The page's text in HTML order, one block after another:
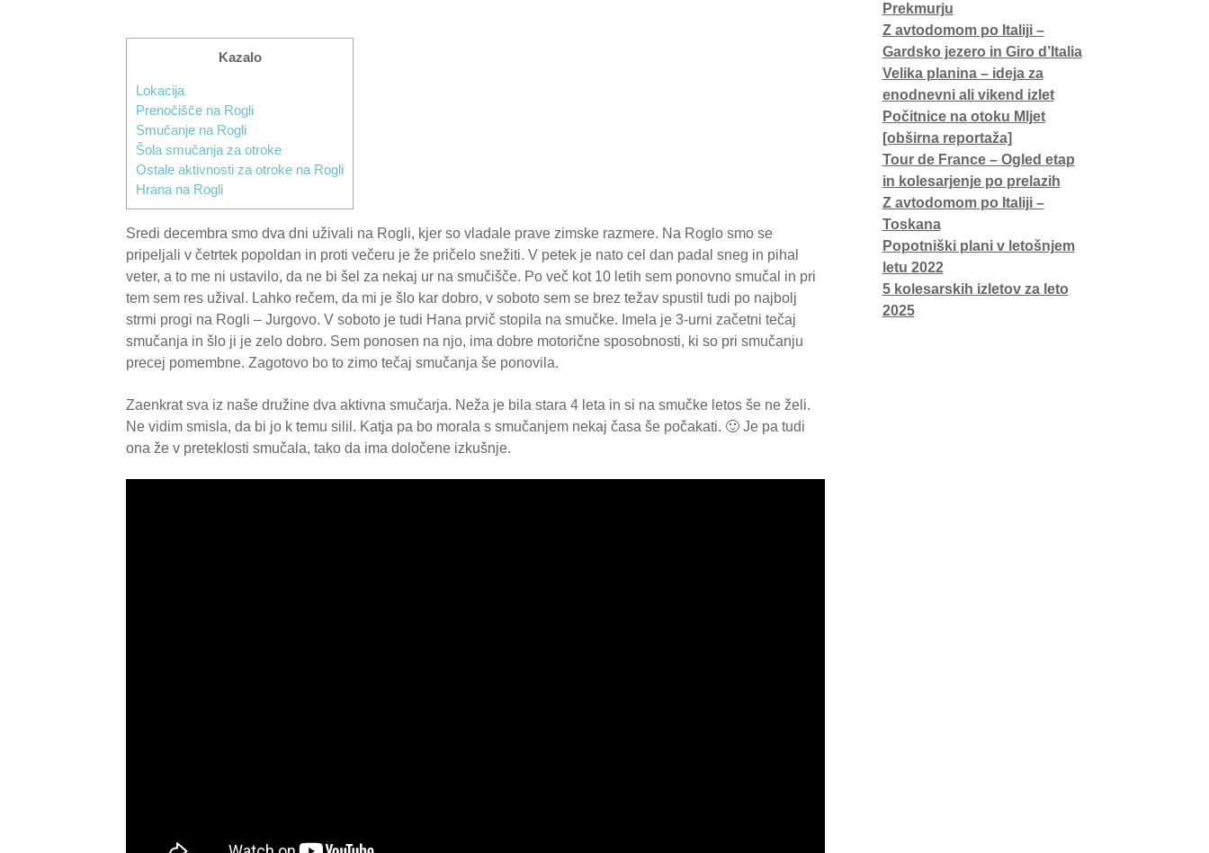
Prekmurju
Z avtodomom po Italiji –
Gardsko jezero in Giro d’Italia
Velika planina – ideja za
enodnevni ali vikend izlet
Počitnice na otoku Mljet
[obširna reportaža]
Tour de France – Ogled etap
in kolesarjenje po prelazih
Z avtodomom po Italiji –
Toskana
Popotniški plani v letošnjem
letu 2022
5 kolesarskih izletov za leto
2025
Kazalo
Lokacija
Prenočišče na Rogli
Smučanje na Rogli
Šola smučanja za otroke
Ostale aktivnosti za otroke na Rogli
Hrana na Rogli
Sredi decembra smo dva dni uživali na Rogli, kjer so vladale prave zimske razmere. Na Roglo smo se
pripeljali v četrtek popoldan in proti večeru je že pričelo snežiti. V petek je nato cel dan padal sneg in pihal
veter, a to me ni ustavilo, da ne bi šel za nekaj ur na smučišče. Po več kot 10 letih sem ponovno smučal in pri
tem sem res užival. Lahko rečem, da mi je šlo kar dobro, v soboto sem se brez težav spustil tudi po najbolj
strmi progi na Rogli – Jurgovo. V soboto je tudi Hana prvič stopila na smučke. Imela je 3-urni začetni tečaj
smučanja in šlo ji je zelo dobro. Sem ponosen na njo, ima dobre motorične sposobnosti, ki so pri smučanju
precej pomembne. Zagotovo bo to zimo tečaj smučanja še ponovila.
Zaenkrat sva iz naše družine dva aktivna smučarja. Neža je bila stara 4 leta in si na smučke letos še ne želi.
Ne vidim smisla, da bi jo k temu silil. Katja pa bo morala s smučanjem nekaj časa še počakati. 🙂 Je pa tudi
ona že v preteklosti smučala, tako da ima določene izkušnje.